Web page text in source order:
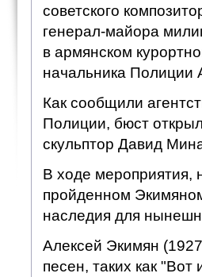
советского
генерал-майора
в армянском
начальника Полиции
Как сообщили
Полиции, бюст
скульптор Давид
В ходе мероприятия,
пройденном
наследия для
Алексей Экимян
песен, таких как